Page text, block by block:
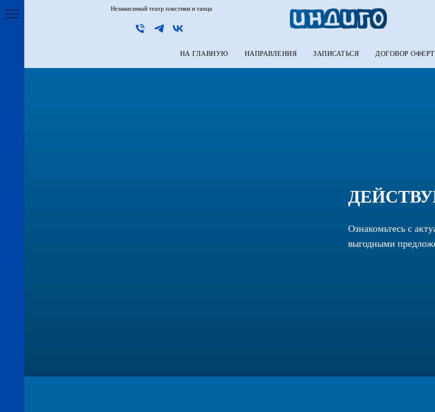
Независимый театр пластики и танца
НА ГЛАВНУЮ НАПРАВЛЕНИЯ ЗАПИСАТЬСЯ ДОГОВОР
Ознакомьтесь с
выгодными